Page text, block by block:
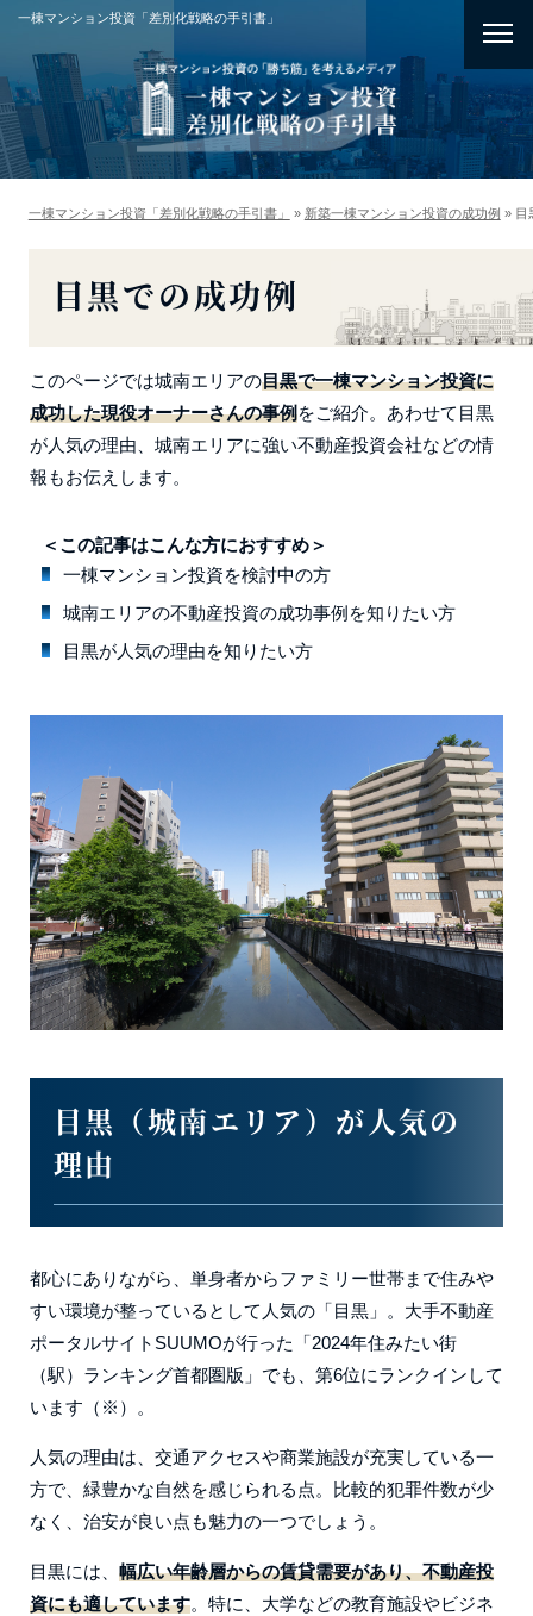
一棟マンション投資「差別化戦略の手引書」
一棟マンション投資「差別化戦略の手引書」 » 新築一棟マンション投資の成功例 » 目
目黒での成功例
このページでは城南エリアの目黒で一棟マンション投資に
成功した現役オーナーさんの事例をご紹介。あわせて目黒
が人気の理由、城南エリアに強い不動産投資会社などの情
報もお伝えします。
＜この記事はこんな方におすすめ＞
一棟マンション投資を検討中の方
城南エリアの不動産投資の成功事例を知りたい方
目黒が人気の理由を知りたい方
目黒（城南エリア）が人気の
理由
都心にありながら、単身者からファミリー世帯まで住みや
すい環境が整っているとして人気の「目黒」。大手不動産
ポータルサイトSUUMOが行った「2024年住みたい街
（駅）ランキング首都圏版」でも、第6位にランクインして
います（※）。
人気の理由は、交通アクセスや商業施設が充実している一
方で、緑豊かな自然を感じられる点。比較的犯罪件数が少
なく、治安が良い点も魅力の一つでしょう。
目黒には、 幅広い年齢層からの賃貸需要があり、不動産投
資にも適しています。特に、大学などの教育施設やビジネ